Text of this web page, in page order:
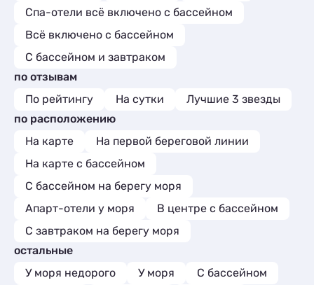
Спа-отели всё включено с бассейном
Всё включено с бассейном
С бассейном и завтраком
по отзывам
По рейтингу
На сутки
Лучшие 3 звезды
по расположению
На карте
На первой береговой линии
На карте с бассейном
С бассейном на берегу моря
Апарт-отели у моря
В центре с бассейном
С завтраком на берегу моря
остальные
У моря недорого
У моря
С бассейном